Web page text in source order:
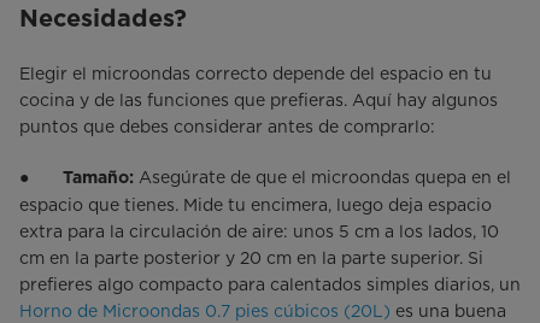
Necesidades?
Elegir el microondas correcto depende del espacio en tu
cocina y de las funciones que prefieras. Aquí hay algunos
puntos que debes considerar antes de comprarlo:
● Tamaño: Asegúrate de que el microondas quepa en el
espacio que tienes. Mide tu encimera, luego deja espacio
extra para la circulación de aire: unos 5 cm a los lados, 10
cm en la parte posterior y 20 cm en la parte superior. Si
prefieres algo compacto para calentados simples diarios, un
Horno de Microondas 0.7 pies cúbicos (20L) es una buena